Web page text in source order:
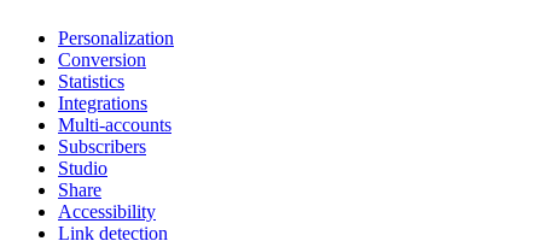
Personalization
Conversion
Statistics
Integrations
Multi-accounts
Subscribers
Studio
Share
Accessibility
Link detection